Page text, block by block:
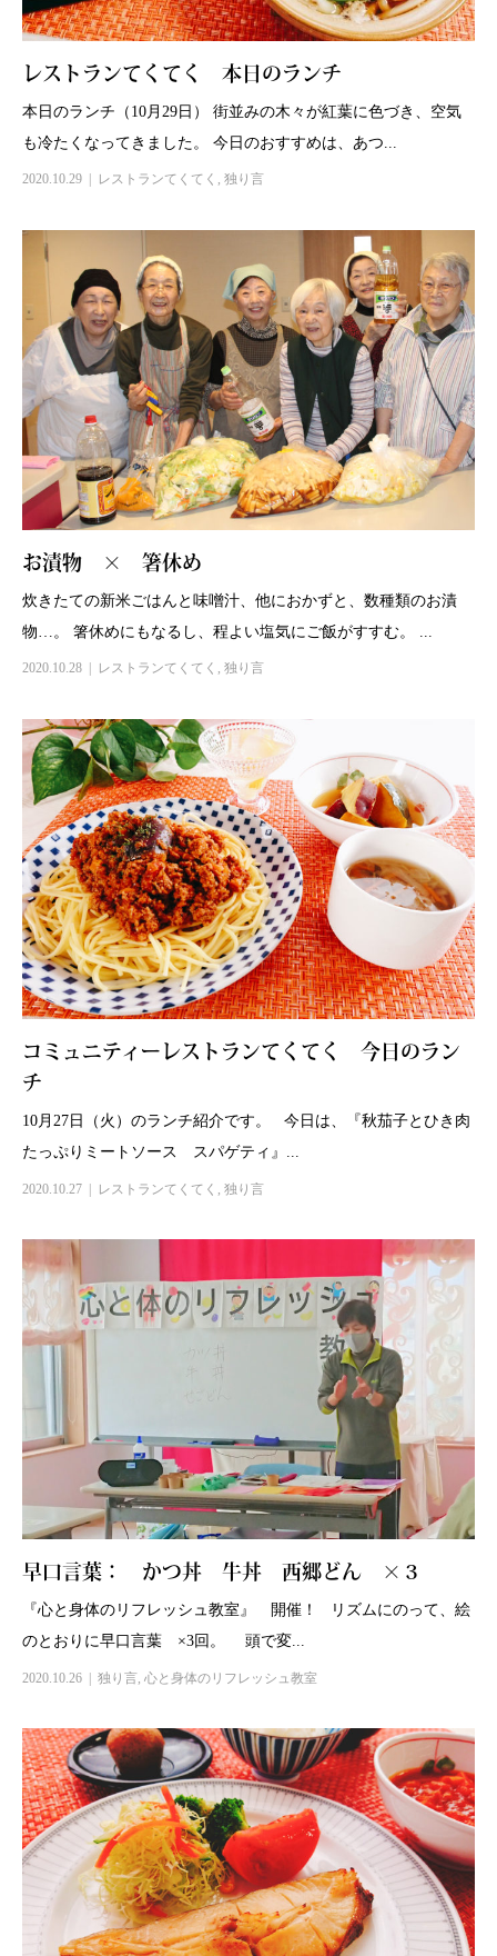
レストランてくてく 本日のランチ
本日のランチ（10月29日） 街並みの木々が紅葉に色づき、空気
も冷たくなってきました。 今日のおすすめは、あつ...
2020.10.29 レストランてくてく , 独り言
お漬物 × 箸休め
炊きたての新米ごはんと味噌汁、他におかずと、数種類のお漬
物…。 箸休めにもなるし、程よい塩気にご飯がすすむ。 ...
2020.10.28 レストランてくてく , 独り言
コミュニティーレストランてくてく 今日のラン
チ
10月27日（火）のランチ紹介です。 今日は、『秋茄子とひき肉
たっぷりミートソース スパゲティ』...
2020.10.27 レストランてくてく 独り言
早口言葉： かつ丼 牛丼 西郷どん ×３
『心と身体のリフレッシュ教室』 開催！ リズムにのって、絵
のとおりに早口言葉 ×3回。 頭で変...
2020.10.26 独り言, 心と身体のリフレッシュ教室